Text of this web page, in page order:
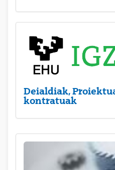
Deialdiak,
kontratuak